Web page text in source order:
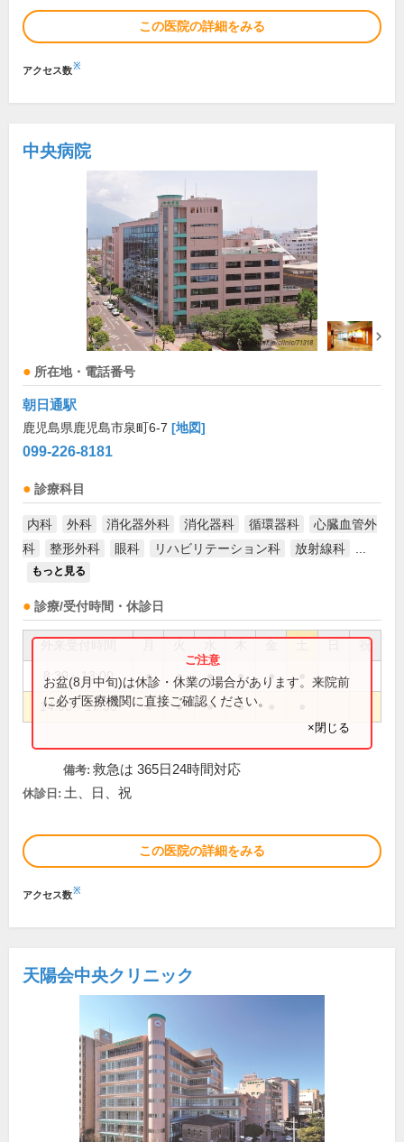
この医院の詳細をみる
アクセス数※
中央病院
所在地・電話番号
朝日通駅
鹿児島県鹿児島市泉町6-7 [地図]
099-226-8181
診療科目
内科 外科 消化器外科 消化器科 循環器科
心臓血管外
科
整形外科 眼科 リハビリテーション科 放射線科
もっと見る
診療/受付時間・休診日
祝
8:30～13:00 ● ● ● ● ●
14:00～17:30 ● ● ● ●
お盆(8月中旬)は休診・休業の場合があります。来院前
に必ず医療機関に直接ご確認ください。
×閉じる
備考: 救急は 365日24時間対応
休診日: 土、日、祝
この医院の詳細をみる
アクセス数※
天陽会中央クリニック